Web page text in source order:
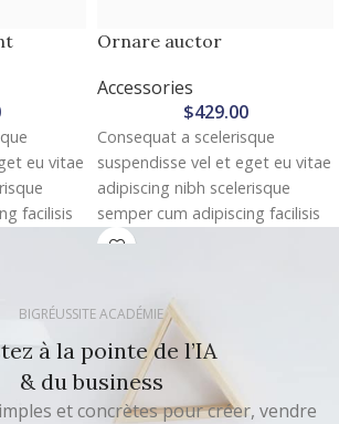
eu vitae
facilisis
lorem
a
a purus
Ornare auctor
Accessories
$429.00
Consequat a scelerisque
suspendisse vel et eget eu vitae
adipiscing nibh scelerisque
semper cum adipiscing facilisis
adipiscing est accumsan lorem
accumsan. Habitasse a purus
nec ipsum a urna ac ullamcorper
varius metus blandit posuere.
BIGRÉUSSITE ACADÉMIE
à la pointe de l’IA
& du business
et concrètes pour créer, vendre